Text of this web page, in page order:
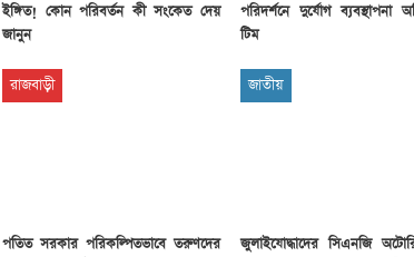
ইঙ্গিত! কোন পরিবর্তন কী সংকেত দেয়
জানুন
পরিদর্শনে দুর্যোগ ব্যবস্থাপনা
টিম
রাজবাড়ী
পতিত সরকার পরিকল্পিতভাবে তরুণদের
জাতীয়
জুলাইযোদ্ধাদের সিএনজি